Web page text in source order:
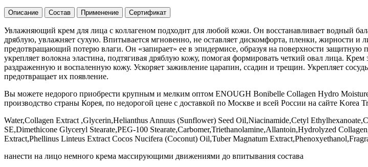
Описание Состав Применение Сертификат
Увлажняющий крем для лица с коллагеном подходит для любой кожи. Он восстанавливает водный
дряблую, увлажняет сухую. Впитывается мгновенно, не оставляет дискомфорта, пленки, жирности
предотвращающий потерю влаги. Он «запирает» ее в эпидермисе, образуя на поверхности
укрепляет волокна эластина, подтягивая дряблую кожу, помогая формировать четкий овал лица.
раздраженную и воспаленную кожу. Ускоряет заживление царапин, ссадин и трещин. Укрепляет
предотвращает их появление.
Вы можете недорого приобрести крупным и мелким оптом ENOUGH Bonibelle Collagen Hydro
производство страны Корея, по недорогой цене с доставкой по Москве и всей России на сайте Korea
Water,Collagen Extract ,Glycerin,Helianthus Annuus (Sunflower) Seed Oil,Niacinamide,Cetyl
SE,Dimethicone Glyceryl Stearate,PEG-100 Stearate,Carbomer,Triethanolamine,Allantoin,Hydrolyzed
Extract,Phellinus Linteus Extract Cocos Nucifera (Coconut) Oil,Tuber Magnatum
нанести на лицо немного крема массирующими движениями до впитывания состава